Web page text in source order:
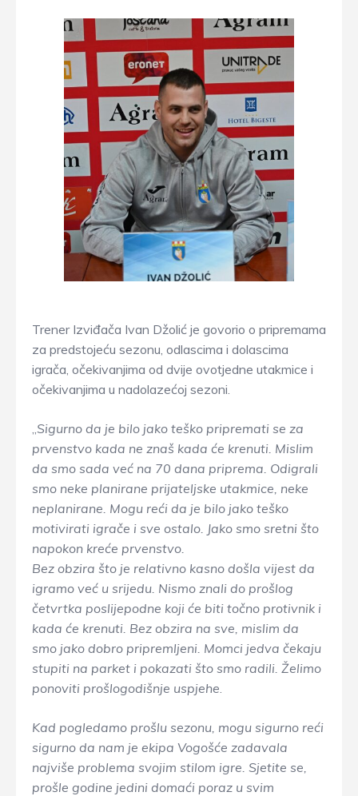
Trener Izviđača Ivan Džolić je govorio o pripremama
za predstojeću sezonu, odlascima i dolascima
igrača, očekivanjima od dvije ovotjedne utakmice i
očekivanjima u nadolazećoj sezoni.
Sigurno da je bilo jako teško pripremati se za
prvenstvo kada ne znaš kada će krenuti. Mislim
da smo sada već na 70 dana priprema. Odigrali
smo neke planirane prijateljske utakmice, neke
neplanirane. Mogu reći da je bilo jako teško
motivirati igrače i sve ostalo. Jako smo sretni što
napokon kreće prvenstvo.
Bez obzira što je relativno kasno došla vijest da
igramo već u srijedu. Nismo znali do prošlog
četvrtka poslijepodne koji će biti točno protivnik i
kada će krenuti. Bez obzira na sve, mislim da
smo jako dobro pripremljeni. Momci jedva čekaju
stupiti na parket i pokazati što smo radili. Želimo
ponoviti prošlogodišnje uspjehe
Kad pogledamo prošlu sezonu, mogu sigurno reći
sigurno da nam je ekipa Vogošće zadavala
najviše problema svojim stilom igre. Sjetite se,
prošle godine jedini domaći poraz u svim